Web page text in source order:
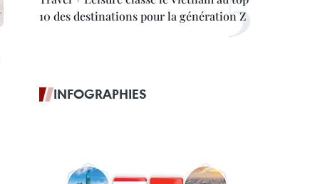
10 des destinations pour la génération Z
INFOGRAPHIES